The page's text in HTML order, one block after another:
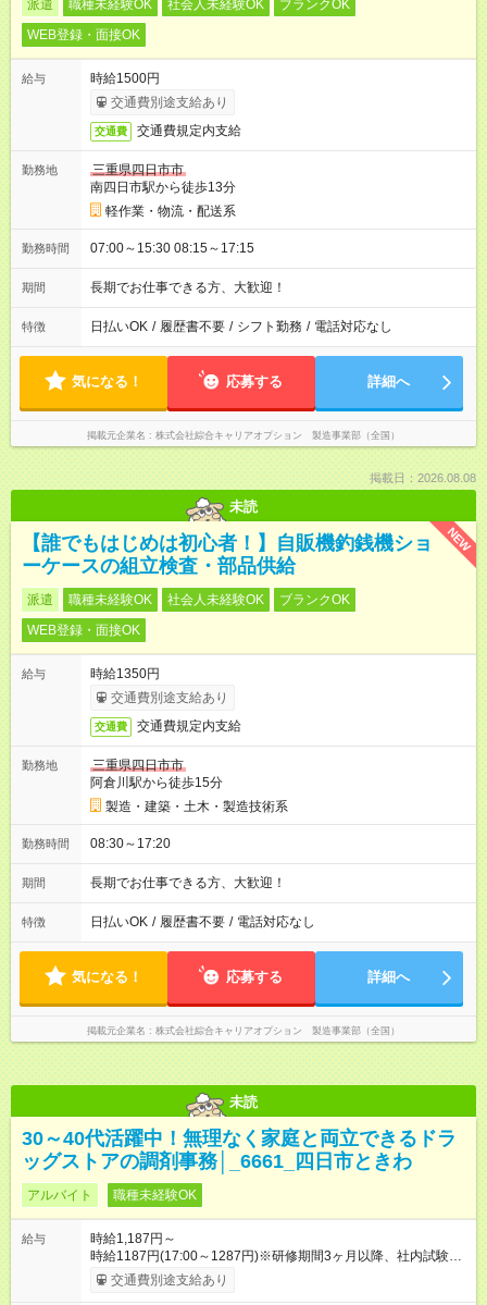
派遣 職種未経験OK 社会人未経験OK
ブランクOK
WEB登録・面接OK
給与
時給1500円
交通費別途支給あり
交通費 交通費規定内支給
勤務地
三重県四日市市
南四日市駅から徒歩13分
軽作業・物流・配送系
勤務時間 07:00～15:30 08:15～17:15
期間 長期でお仕事できる方、大歓迎！
特徴 日払いOK / 履歴書不要 / シフト勤務 / 電話対応なし
気になる！ 応募する 詳細へ
掲載元企業名 株式会社綜合キャリアオプション 製造事業部（全国）
掲載日：2026.08.08
未読
NEW
【誰でもはじめは初心者！】自販機釣銭機ショ
ーケースの組立検査・部品供給
派遣 職種未経験OK 社会人未経験OK
ブランクOK
WEB登録・面接OK
給与
時給1350円
交通費別途支給あり
交通費 交通費規定内支給
勤務地
三重県四日市市
阿倉川駅から徒歩15分
製造・建築・土木・製造技術系
勤務時間 08:30～17:20
期間 長期でお仕事できる方、大歓迎！
特徴 日払いOK / 履歴書不要 / 電話対応なし
気になる！ 応募する 詳細へ
掲載元企業名 株式会社綜合キャリアオプション 製造事業部（全国）
未読
30～40代活躍中！無理なく家庭と両立できるドラ
ッグストアの調剤事務│_6661_四日市ときわ
アルバイト 職種未経験OK
給与
時給1,187円～
時給1187円(17:00～1287円)※研修期間3ヶ月以降、社内試験に
よる更新判定あり 社内試験合格後、時給＋50～100円の昇給あ
り （大学生は＋20円） 試用期間あり：入社日から3ヶ月間／本
交通費別途支給あり